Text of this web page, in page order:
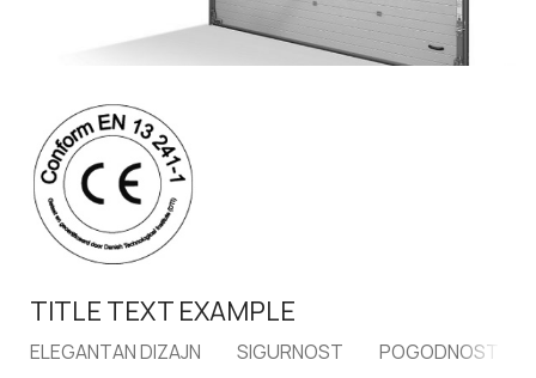
TITLE TEXT EXAMPLE
ELEGANTAN DIZAJN SIGURNOST POGODNOST